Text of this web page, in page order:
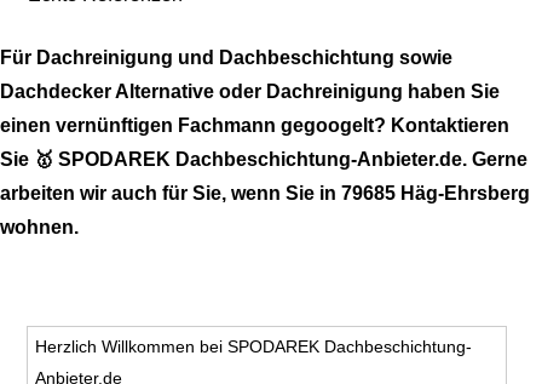
Für Dachreinigung und Dachbeschichtung sowie
Dachdecker Alternative oder Dachreinigung haben Sie
einen vernünftigen Fachmann gegoogelt? Kontaktieren
Sie 🥇 SPODAREK Dachbeschichtung-Anbieter.de. Gerne
arbeiten wir auch für Sie, wenn Sie in 79685 Häg-Ehrsberg
wohnen.
Herzlich Willkommen bei SPODAREK Dachbeschichtung-
Anbieter.de